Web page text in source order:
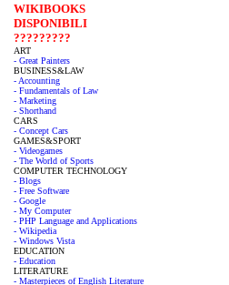
WIKIBOOKS
DISPONIBILI
?????????
ART
- Great Painters
BUSINESS&LAW
- Accounting
- Fundamentals of Law
- Marketing
- Shorthand
CARS
- Concept Cars
GAMES&SPORT
- Videogames
- The World of Sports
COMPUTER TECHNOLOGY
- Blogs
- Free Software
- Google
- My Computer
- PHP Language and Applications
- Wikipedia
- Windows Vista
EDUCATION
- Education
LITERATURE
- Masterpieces of English Literature